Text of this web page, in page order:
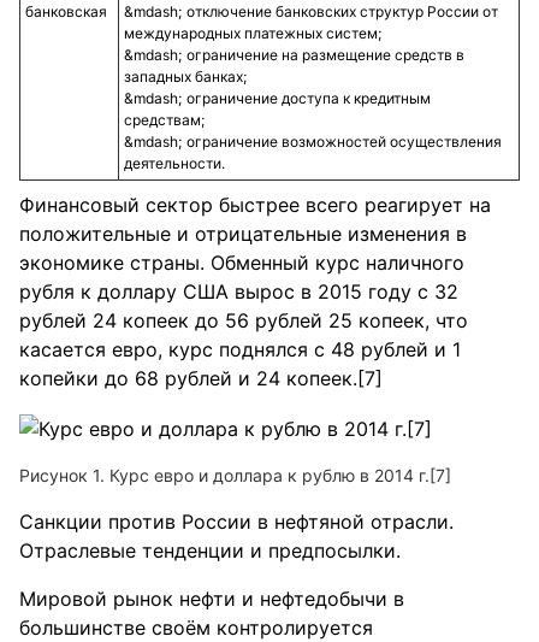
банковская
отключение банковских структур России от
международных платежных систем;
ограничение на размещение средств в
западных банках;
ограничение доступа к кредитным
средствам;
ограничение возможностей осуществления
деятельности.
Финансовый сектор быстрее всего реагирует на
положительные и отрицательные изменения в
экономике страны. Обменный курс наличного
рубля к доллару США вырос в 2015 году с 32
рублей 24 копеек до 56 рублей 25 копеек, что
касается евро, курс поднялся с 48 рублей и 1
копейки до 68 рублей и 24 копеек.[7]
Рисунок 1. Курс евро и доллара к рублю в 2014 г.[7]
Санкции против России в нефтяной отрасли.
Отраслевые тенденции и предпосылки.
Мировой рынок нефти и нефтедобычи в
большинстве своём контролируется